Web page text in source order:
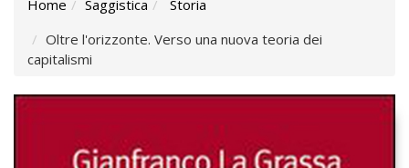
Home Saggistica
Storia
Oltre l'orizzonte. Verso una nuova teoria dei
capitalismi